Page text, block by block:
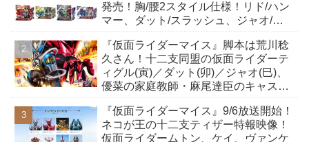
発売！胸/腰2スタイル仕様！リド/ハン
マー、ダット/スラッシュ、ジャオ/バ
も！
『仮面ライダーマイス』脚本は荒川稔
久さん！十二支同盟の仮面ライダーテ
ィグル(寅)／ダット(卯)／ジャオ(巳)、
優菜の家庭教師・麻尾達臣のキャスト
んも変身！
『仮面ライダーマイス』9/6放送開始！
ネコが王の十二支ティザー特報映像！
仮面ライダームトン、ケイ、ヴァンケ